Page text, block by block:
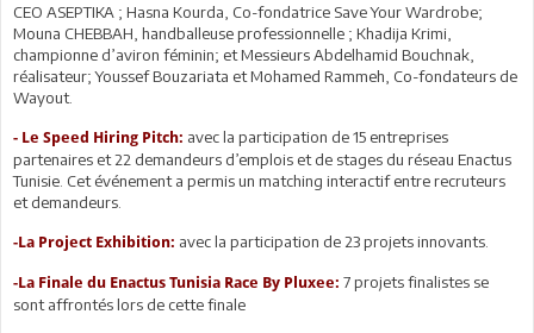
CEO ASEPTIKA ; Hasna Kourda, Co-fondatrice Save Your Wardrobe;
Mouna CHEBBAH, handballeuse professionnelle ; Khadija Krimi,
championne d’aviron féminin; et Messieurs Abdelhamid Bouchnak,
réalisateur; Youssef Bouzariata et Mohamed Rammeh, Co-fondateurs de
Wayout.
- Le Speed Hiring Pitch: avec la participation de 15 entreprises
partenaires et 22 demandeurs d’emplois et de stages du réseau Enactus
Tunisie. Cet événement a permis un matching interactif entre recruteurs
et demandeurs.
-La Project Exhibition: avec la participation de 23 projets innovants.
-La Finale du Enactus Tunisia Race By Pluxee: 7 projets finalistes se
sont affrontés lors de cette finale